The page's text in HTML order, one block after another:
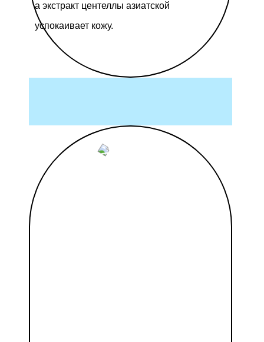
а экстракт центеллы азиатской
успокаивает кожу.